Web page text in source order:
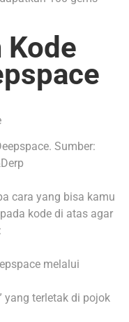
Kode
Sumber:
cara yang bisa kamu
kode di atas agar
melalui
yang terletak di pojok